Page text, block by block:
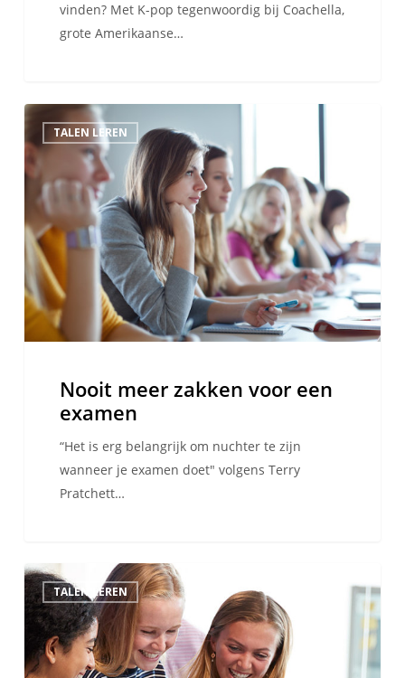
vinden? Met K-pop tegenwoordig bij Coachella,
grote Amerikaanse…
Nooit
meer
zakken
voor
een
examen
TALEN LEREN
Nooit meer zakken voor een
examen
“Het is erg belangrijk om nuchter te zijn
wanneer je examen doet" volgens Terry
Pratchett…
Officiële
taalcertificaten:
een
overzicht
van
TALEN LEREN